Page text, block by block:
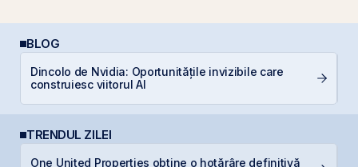
BLOG
Dincolo de Nvidia: Oportunitățile invizibile care
construiesc viitorul AI
TRENDUL ZILEI
One United Properties obține o hotărâre definitivă